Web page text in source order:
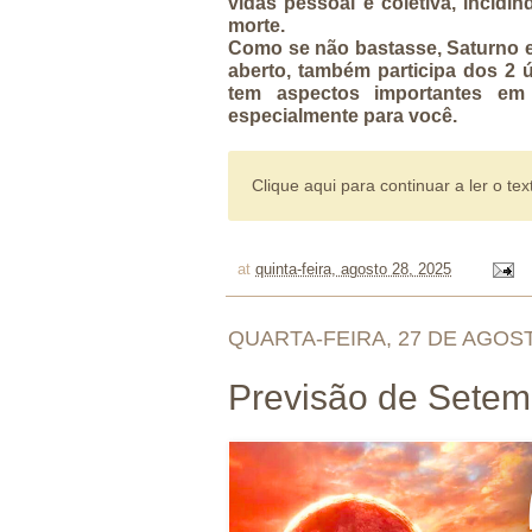
morte.
Como se não bastasse, Saturno
aberto, também participa dos 2
tem aspectos importantes
especialmente para você.
Clique aqui para continuar a ler o
at quinta-feira, agosto 28, 2025
QUARTA-FEIRA, 27 DE
Previsão de